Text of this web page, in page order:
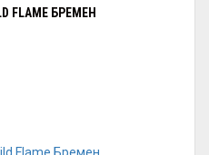
FLAME БРЕМЕН